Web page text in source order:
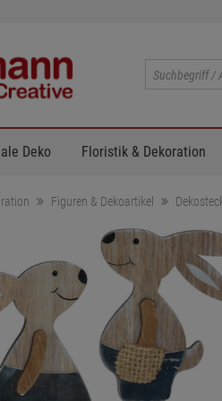
Deko Floristik & Dekoration
Figuren & Dekoartikel